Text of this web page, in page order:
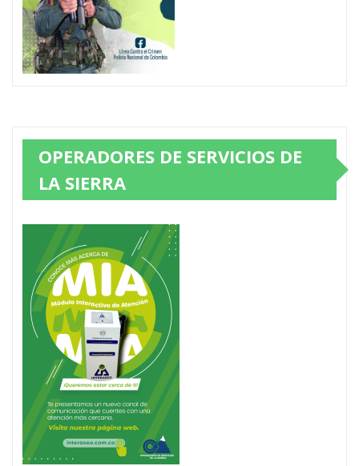
OPERADORES DE SERVICIOS DE
LA SIERRA